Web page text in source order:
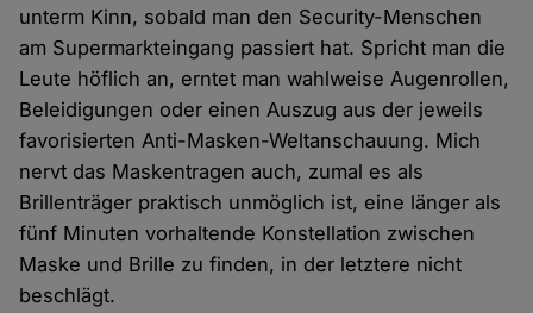
unterm Kinn, sobald man den Security-Menschen
am Supermarkteingang passiert hat. Spricht man die
Leute höflich an, erntet man wahlweise Augenrollen,
Beleidigungen oder einen Auszug aus der jeweils
favorisierten Anti-Masken-Weltanschauung. Mich
nervt das Maskentragen auch, zumal es als
Brillenträger praktisch unmöglich ist, eine länger als
fünf Minuten vorhaltende Konstellation zwischen
Maske und Brille zu finden, in der letztere nicht
beschlägt.